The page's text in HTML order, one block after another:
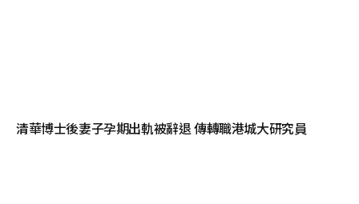
清華博士後妻子孕期出軌被辭退 傳轉職港城大研究員